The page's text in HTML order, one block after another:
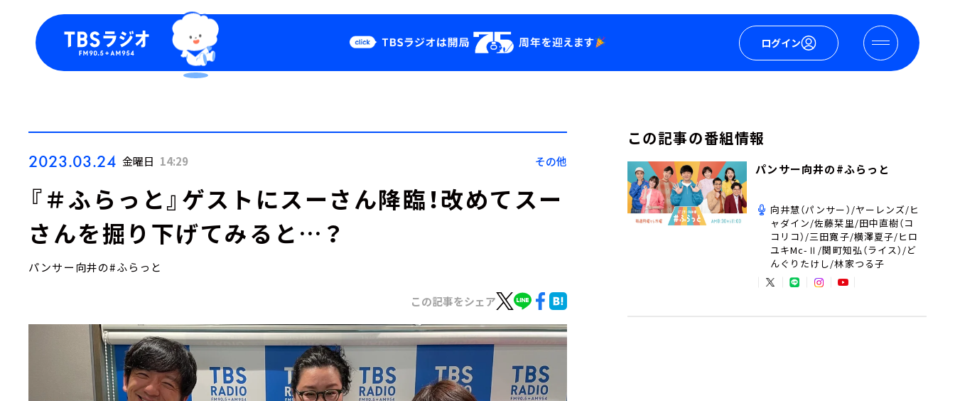
ログイン
Podcast
YouTube
2023.03.24 金曜日 14:29 その他
『＃ふらっと』ゲストにスーさん降臨！改めてスー
さんを掘り下げてみると…？
パンサー向井の#ふらっと
この記事をシェア
この記事の番組情報
パンサー向井の#ふらっと
向井慧（パンサー）/ヤーレンズ/ヒ
ャダイン/佐藤栞里/田中直樹（コ
コリコ）/三田寛子/横澤夏子/ヒロ
ユキMc-Ⅱ/関町知弘（ライス）/ど
んぐりたけし/林家つる子